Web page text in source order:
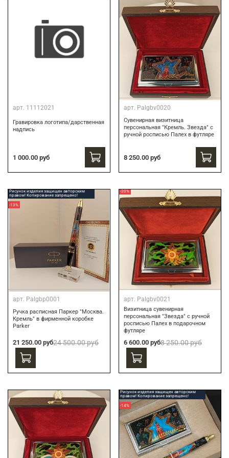
арт. 11112021
Гравировка логотипа/дарственная
надпись
1 000.00 руб
арт. Palgbv0020
Сувенирная визитница
персональная "Кремль. Звезда" с
ручной росписью Палех в футляре
8 250.00 руб
Рисунок изделия защищен авторским
правом! Копирование запрещено!
-13%
арт. Palgbp0001
Ручка расписная Паркер "Москва.
Кремль" в фирменной коробке
Parker
21 250.00 руб24 500.00 руб
-20%
арт. Palgbv0021
Визитница сувенирная
персональная "Звезда" с ручной
росписью Палех в подарочном
футляре
6 600.00 руб8 250.00 руб
Рисунок изделия защищен авторским
правом! Копирование запрещено!
-14%